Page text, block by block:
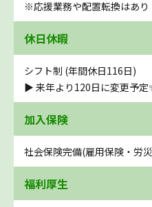
※応援業務や配置転換はあり
休日休暇
シフト制 (年間休日116日)
▶ 来年より120日に変更予定
加入保険
社会保険完備(雇用保険・労
福利厚生